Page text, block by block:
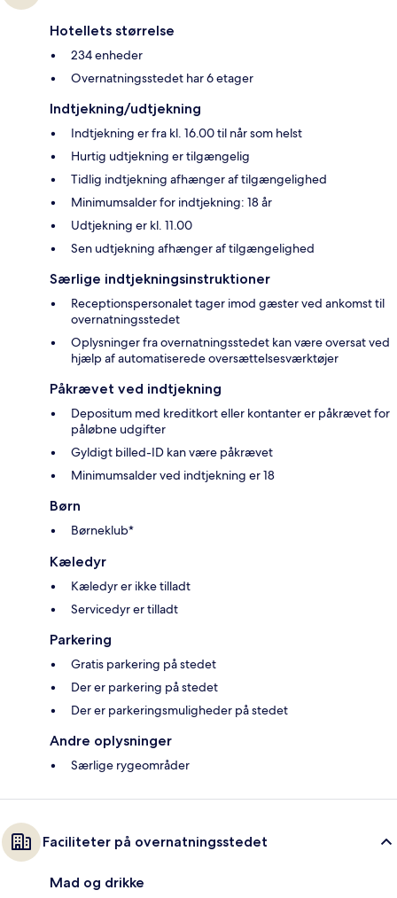
Hotellets størrelse
234 enheder
Overnatningsstedet har 6 etager
Indtjekning/udtjekning
Indtjekning er fra kl. 16.00 til når som helst
Hurtig udtjekning er tilgængelig
Tidlig indtjekning afhænger af tilgængelighed
Minimumsalder for indtjekning: 18 år
Udtjekning er kl. 11.00
Sen udtjekning afhænger af tilgængelighed
Særlige indtjekningsinstruktioner
Receptionspersonalet tager imod gæster ved ankomst til
overnatningsstedet
Oplysninger fra overnatningsstedet kan være oversat ved
hjælp af automatiserede oversættelsesværktøjer
Påkrævet ved indtjekning
Depositum med kreditkort eller kontanter er påkrævet for
påløbne udgifter
Gyldigt billed-ID kan være påkrævet
Minimumsalder ved indtjekning er 18
Børn
Børneklub*
Kæledyr
Kæledyr er ikke tilladt
Servicedyr er tilladt
Parkering
Gratis parkering på stedet
Der er parkering på stedet
Der er parkeringsmuligheder på stedet
Andre oplysninger
Særlige rygeområder
Faciliteter på overnatningsstedet
Mad og drikke